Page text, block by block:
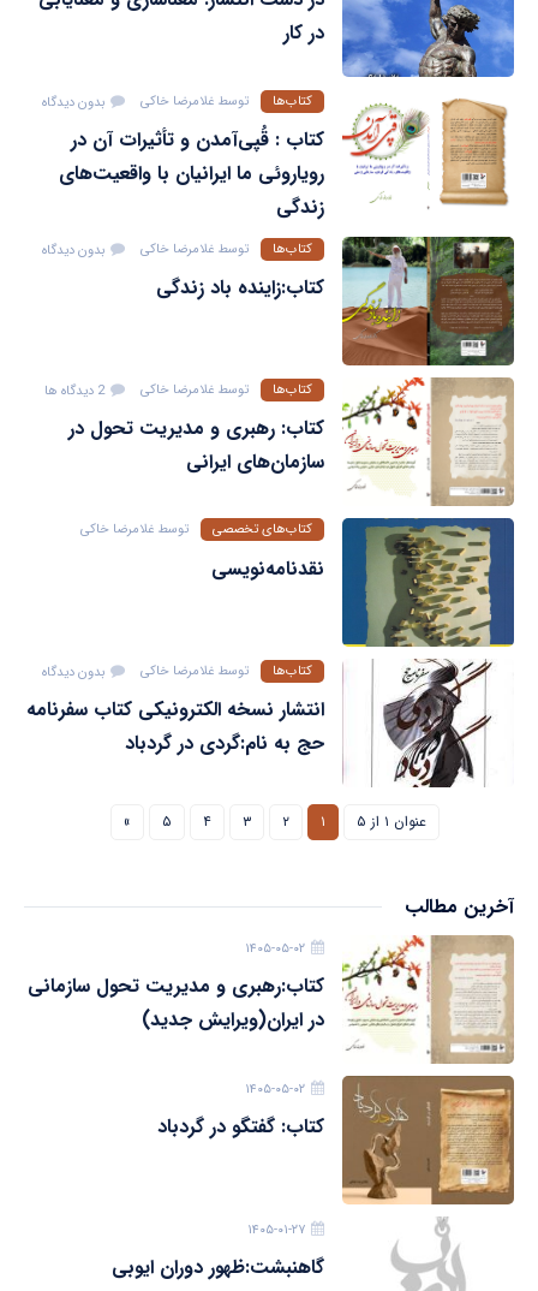
در کار
کتاب‌ها توسط غلامرضا خاکی بدون دیدگاه
کتاب : قُپی‌آمدن و تأثیرات آن در
رویاروئی ما ایرانیان با واقعیت‌های
زندگی
کتاب‌ها توسط غلامرضا خاکی بدون دیدگاه
کتاب:زاینده باد زندگی
کتاب‌ها توسط غلامرضا خاکی 2 دیدگاه ها
کتاب: رهبری و مدیریت تحول در
سازمان‌های ایرانی
کتاب‌های تخصصی توسط غلامرضا خاکی
نقدنامه‌نویسی
کتاب‌ها توسط غلامرضا خاکی بدون دیدگاه
انتشار نسخه الکترونیکی کتاب سفرنامه
حج به نام:گردی در گردباد
عنوان ۱ از ۵ ۱ ۲ ۳ ۴ ۵ »
آخرین مطالب
۱۴۰۵-۰۵-۰۲
کتاب:رهبری و مدیریت تحول سازمانی
در ایران(ویرایش جدید)
۱۴۰۵-۰۵-۰۲
کتاب: گفتگو در گردباد
۱۴۰۵-۰۱-۲۷
گاهنبشت:ظهور دوران ايوبی